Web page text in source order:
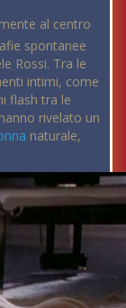
al centro
spontanee
Rossi. Tra le
intimi, come
flash tra le
rivelato un
naturale,